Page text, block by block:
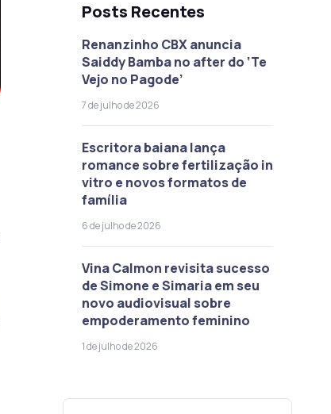
Posts Recentes
Renanzinho CBX anuncia
Saiddy Bamba no after do ‘Te
Vejo no Pagode’
7 de julho de 2026
Escritora baiana lança
romance sobre fertilização in
vitro e novos formatos de
família
6 de julho de 2026
Vina Calmon revisita sucesso
de Simone e Simaria em seu
novo audiovisual sobre
empoderamento feminino
1 de julho de 2026